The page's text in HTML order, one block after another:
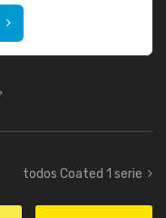
todos Coated 1 serie